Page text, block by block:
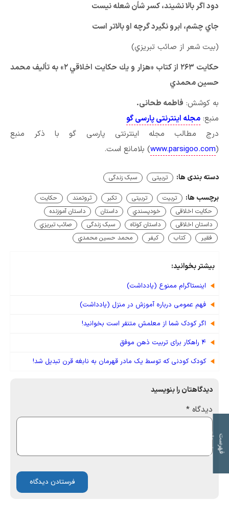
دود اگر بالا نشيند، كسر شأن شعله نيست
جاي چشم، ابرو نگيرد گرچه او بالاتر است
(بيت شعر از صائب تبريزي)
حكايت ۲۶۳ از كتاب «هزار و يك حكايت اخلاقي ۲» به تأليف محمد
حسين محمدي
به کوشش: فاطمه طحانی.
منبع: مجله اینترنتی پارسی گو
درج مطالب مجله اینترنتی پارسی گو با ذکر منبع
(
www.parsigoo.com) بلامانع است.
ف
ه
ر
س
ت
م
و
ض
و
ع
ات
دسته بندی ها: تربیتی سبک زندگی
برچسب ها: تربیت تربیتی تكبر ثروتمند
حکایت
حکایت اخلاقی
خودپسندي داستان
داستان آموزنده
داستان اخلاقی
داستان کوتاه سبک زندگی
صائب تبريزي
فقير
كتاب كيفر محمد حسين محمدي
بیشتر بخوانید:
اینستاگرام ممنوع (یادداشت)
فهم عمومی درباره آموزش در منزل (یادداشت)
اگر کودک شما از معلمش متنفر است بخوانید!
۴ راهکار برای تربیت ذهن موفق
کودک کودنی که توسط یک مادر قهرمان به نابغه قرن تبدیل شد!
دیدگاهتان را بنویسید
دیدگاه *